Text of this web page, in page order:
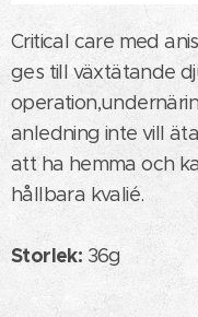
Critical care med
ges till växtätande
anledning inte vill
att ha hemma och
hållbara kvalié.
Storlek: 36g